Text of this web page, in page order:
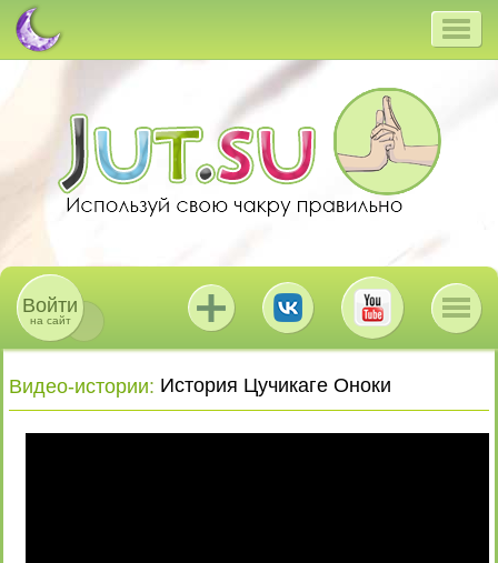
Войти
на сайт
Видео-истории: История Цучикаге Оноки